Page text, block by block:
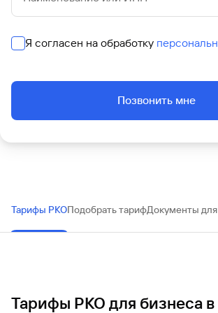
Я согласен на обработку
Позвонить мне
Тарифы РКОПодобрать тарифДокументы для
Тарифы РКО для бизнеса в